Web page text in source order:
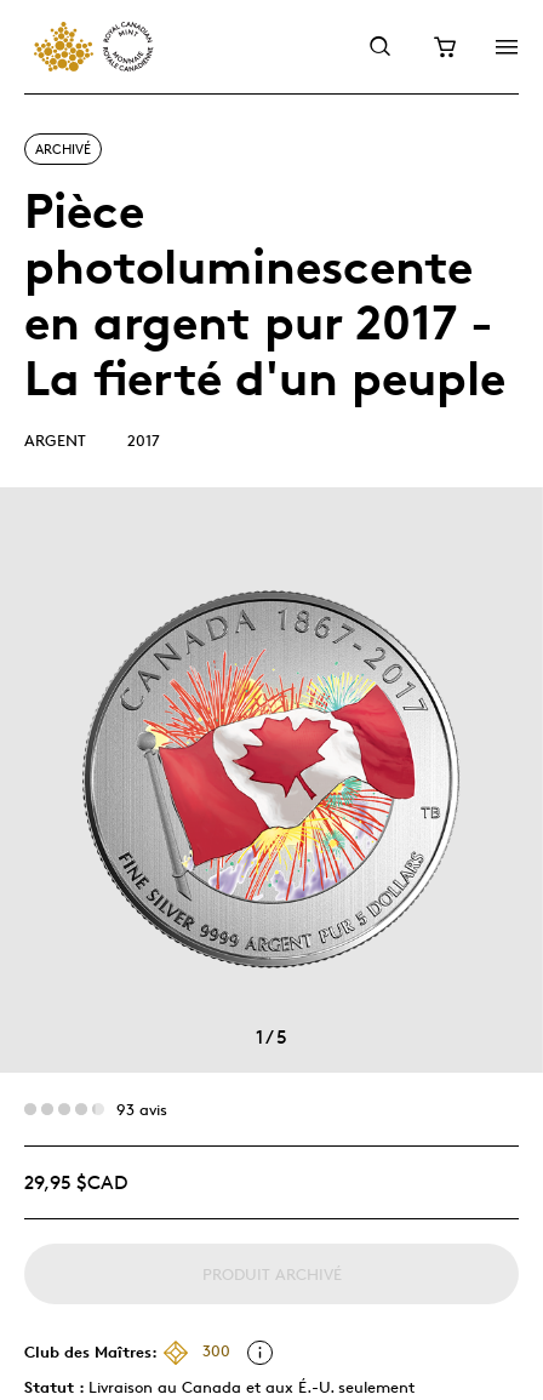
ARCHIVÉ
Pièce
photoluminescente
en argent pur 2017 -
La fierté d'un peuple
ARGENT 2017
1/5
93 avis
29,95 $CAD
PRODUIT ARCHIVÉ
Club des Maîtres:
300
Statut : Livraison au Canada et aux É.-U. seulement